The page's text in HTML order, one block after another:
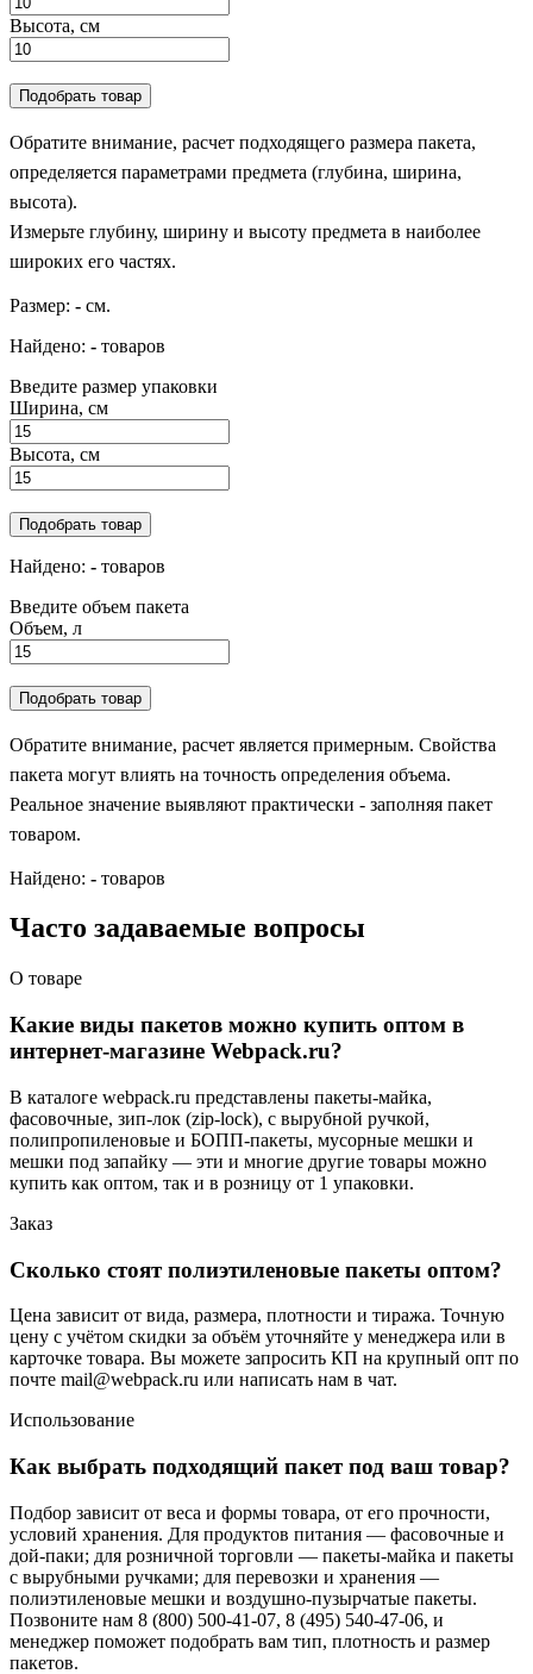
Высота, см
Подобрать товар
Обратите внимание, расчет подходящего размера пакета,
определяется параметрами предмета (глубина, ширина,
высота).
Измерьте глубину, ширину и высоту предмета в наиболее
широких его частях.
Размер: - см.
Найдено: - товаров
Введите размер упаковки
Ширина, см
Высота, см
Подобрать товар
Найдено: - товаров
Введите объем пакета
Объем, л
Подобрать товар
Обратите внимание, расчет является примерным. Свойства
пакета могут влиять на точность определения объема.
Реальное значение выявляют практически - заполняя пакет
товаром.
Найдено: - товаров
Часто задаваемые вопросы
О товаре
Какие виды пакетов можно купить оптом в
интернет-магазине Webpack.ru?
В каталоге webpack.ru представлены пакеты-майка,
фасовочные, зип-лок (zip-lock), с вырубной ручкой,
полипропиленовые и БОПП-пакеты, мусорные мешки и
мешки под запайку — эти и многие другие товары можно
купить как оптом, так и в розницу от 1 упаковки.
Заказ
Сколько стоят полиэтиленовые пакеты оптом?
Цена зависит от вида, размера, плотности и тиража. Точную
цену с учётом скидки за объём уточняйте у менеджера или в
карточке товара. Вы можете запросить КП на крупный опт по
почте mail@webpack.ru или написать нам в чат.
Использование
Как выбрать подходящий пакет под ваш товар?
Подбор зависит от веса и формы товара, от его прочности,
условий хранения. Для продуктов питания — фасовочные и
дой-паки; для розничной торговли — пакеты-майка и пакеты
с вырубными ручками; для перевозки и хранения —
полиэтиленовые мешки и воздушно-пузырчатые пакеты.
Позвоните нам 8 (800) 500-41-07, 8 (495) 540-47-06, и
менеджер поможет подобрать вам тип, плотность и размер
пакетов.